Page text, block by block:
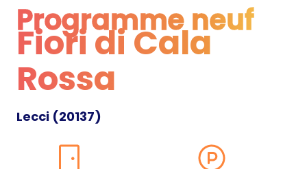
Programme neuf
Programme neuf
Fiori di Cala
Rossa
Lecci (20137)